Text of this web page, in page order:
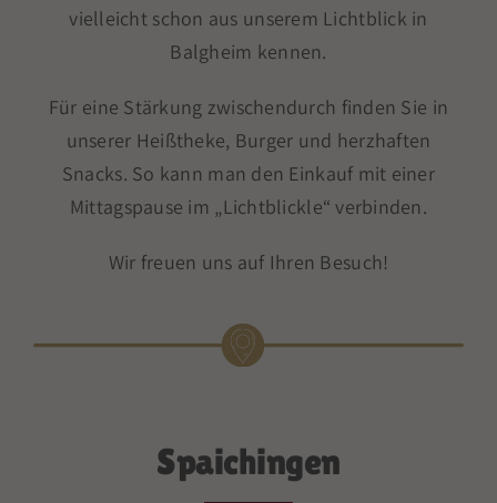
vielleicht schon aus unserem Lichtblick in
Balgheim kennen.
Für eine Stärkung zwischendurch finden Sie in
unserer Heißtheke, Burger und herzhaften
Snacks. So kann man den Einkauf mit einer
Mittagspause im „Lichtblickle“ verbinden.
Wir freuen uns auf Ihren Besuch!
Spaichingen